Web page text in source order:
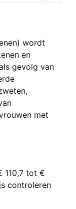
wordt
en
gevolg van
met
110,7 tot €
controleren